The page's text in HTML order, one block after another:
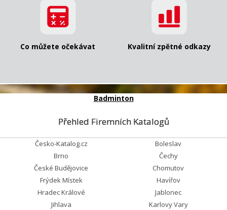
Co můžete očekávat Kvalitní zpětné odkazy
Badminton
Přehled Firemních Katalogů
Česko-Katalog.cz
Boleslav
Brno
Čechy
České Budějovice
Chomutov
Frýdek Místek
Havířov
Hradec Králové
Jablonec
Jihlava
Karlovy Vary